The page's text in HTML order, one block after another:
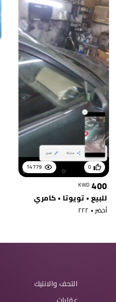
14779 0
400
KWD
للبيع • تويوتا • كامري
أخضر • ٢٢٢
التحف والانتيك